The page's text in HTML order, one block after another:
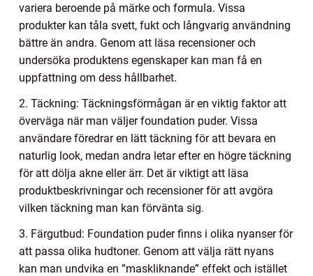
variera beroende på märke och formula. Vissa
produkter kan tåla svett, fukt och långvarig användning
bättre än andra. Genom att läsa recensioner och
undersöka produktens egenskaper kan man få en
uppfattning om dess hållbarhet.
2. Täckning: Täckningsförmågan är en viktig faktor att
överväga när man väljer foundation puder. Vissa
användare föredrar en lätt täckning för att bevara en
naturlig look, medan andra letar efter en högre täckning
för att dölja akne eller ärr. Det är viktigt att läsa
produktbeskrivningar och recensioner för att avgöra
vilken täckning man kan förvänta sig.
3. Färgutbud: Foundation puder finns i olika nyanser för
att passa olika hudtoner. Genom att välja rätt nyans
kan man undvika en ”maskliknande” effekt och istället